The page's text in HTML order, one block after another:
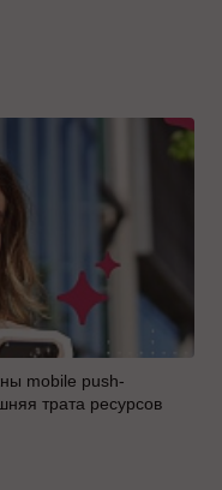
mobile push-
трата ресурсов